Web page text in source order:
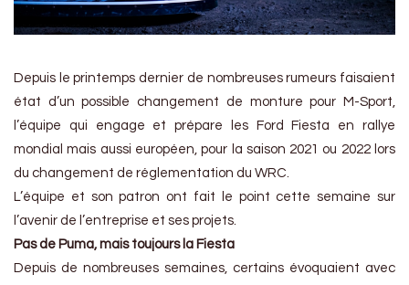
Depuis le printemps dernier de nombreuses rumeurs faisaient
état d’un possible changement de monture pour M-Sport,
l’équipe qui engage et prépare les Ford Fiesta en rallye
mondial mais aussi européen, pour la saison 2021 ou 2022 lors
du changement de réglementation du WRC.
L’équipe et son patron ont fait le point cette semaine sur
l’avenir de l’entreprise et ses projets.
Pas de Puma, mais toujours la Fiesta
Depuis de nombreuses semaines, certains évoquaient avec